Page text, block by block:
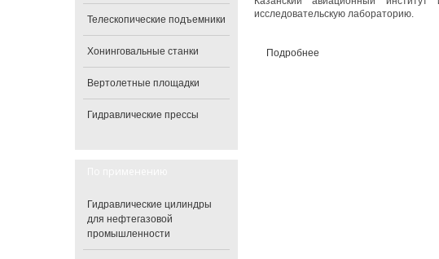
исследовательскую лабораторию.
Подробнее
Телескопические подъемники
Хонинговальные станки
Вертолетные площадки
Гидравлические прессы
Гидравлические цилиндры
для нефтегазовой
промышленности